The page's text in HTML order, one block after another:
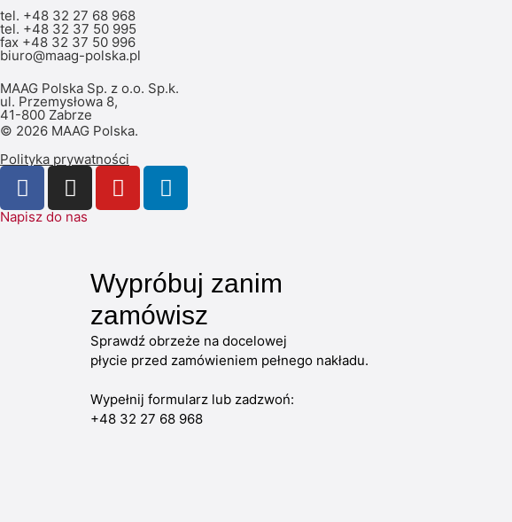
tel. +48 32 27 68 968
tel. +48 32 37 50 995
fax +48 32 37 50 996
biuro@maag-polska.pl
MAAG Polska Sp. z o.o. Sp.k.
ul. Przemysłowa 8,
41-800 Zabrze
© 2026 MAAG Polska.
Polityka prywatności
Napisz do nas
Wypróbuj zanim
zamówisz
Sprawdź obrzeże na docelowej
płycie przed zamówieniem pełnego nakładu.
Wypełnij formularz lub zadzwoń:
+48 32 27 68 968